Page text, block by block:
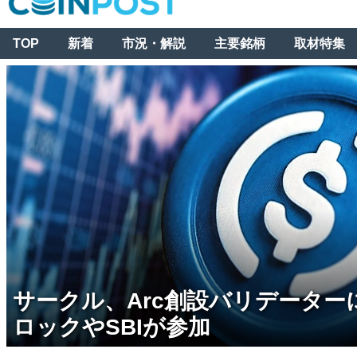
TOP 新着 市況・解説 主要銘柄 取材特集
サークル、Arc創設バリデーター
ロックやSBIが参加